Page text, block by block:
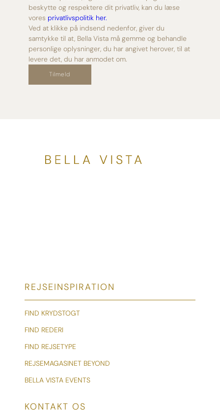
beskytte og respektere dit privatliv, kan du læse
vores privatlivspolitik her.
Ved at klikke på indsend nedenfor, giver du
samtykke til at, Bella Vista må gemme og behandle
personlige oplysninger, du har angivet herover, til at
levere det, du har anmodet om.
REJSEINSPIRATION
FIND KRYDSTOGT
FIND REDERI
FIND REJSETYPE
REJSEMAGASINET BEYOND
BELLA VISTA EVENTS
KONTAKT OS